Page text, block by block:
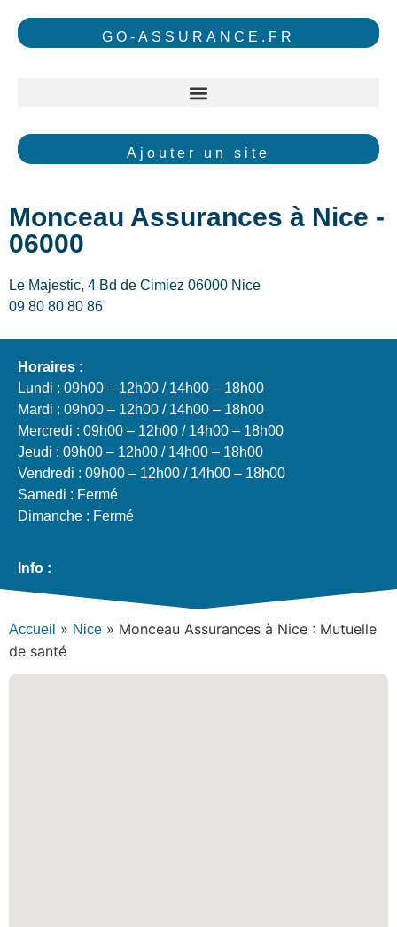
GO-ASSURANCE.FR
Ajouter un site
Monceau Assurances à Nice -
06000
Le Majestic, 4 Bd de Cimiez 06000 Nice
09 80 80 80 86
Horaires :
Lundi : 09h00 – 12h00 / 14h00 – 18h00
Mardi : 09h00 – 12h00 / 14h00 – 18h00
Mercredi : 09h00 – 12h00 / 14h00 – 18h00
Jeudi : 09h00 – 12h00 / 14h00 – 18h00
Vendredi : 09h00 – 12h00 / 14h00 – 18h00
Samedi : Fermé
Dimanche : Fermé
Info :
Accueil » Nice » Monceau Assurances à Nice : Mutuelle
de santé